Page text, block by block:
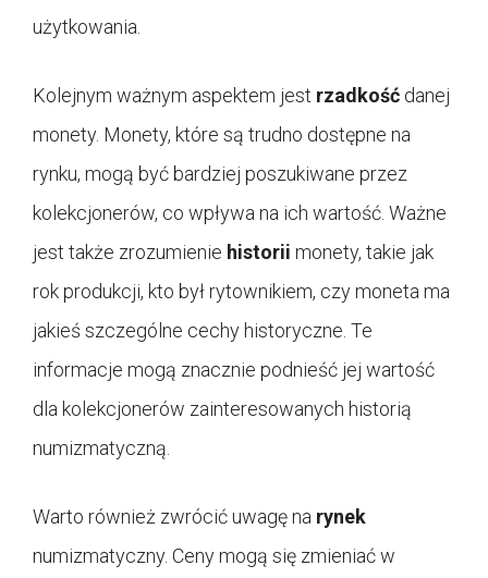
użytkowania.
Kolejnym ważnym aspektem jest rzadkość danej
monety. Monety, które są trudno dostępne na
rynku, mogą być bardziej poszukiwane przez
kolekcjonerów, co wpływa na ich wartość. Ważne
jest także zrozumienie historii monety, takie jak
rok produkcji, kto był rytownikiem, czy moneta ma
jakieś szczególne cechy historyczne. Te
informacje mogą znacznie podnieść jej wartość
dla kolekcjonerów zainteresowanych historią
numizmatyczną.
Warto również zwrócić uwagę na rynek
numizmatyczny. Ceny mogą się zmieniać w